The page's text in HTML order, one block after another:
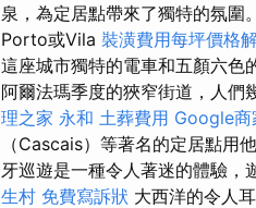
泉，為定居點帶來了獨特的氛圍。
Porto或Vila 裝潢費用每坪價格
這座城市獨特的電車和五顏六色
阿爾法瑪季度的狹窄街道，人們
理之家 永和 土葬費用 Google商
（Cascais）等著名的定居點用
牙巡遊是一種令人著迷的體驗，
生村 免費寫訴狀 大西洋的令人